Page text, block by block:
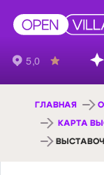
ГЛАВНАЯ
КАРТА